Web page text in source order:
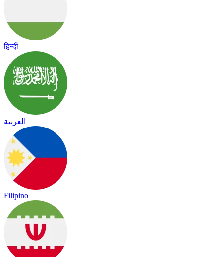
हिन्दी
العربية
Filipino